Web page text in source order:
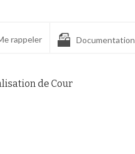
rappeler Documentation
de Cour